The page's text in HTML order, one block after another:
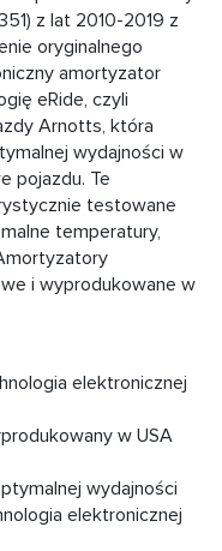
z lat 2010-2019 z
oryginalnego
amortyzator
eRide, czyli
Arnotts, która
wydajności w
pojazdu. Te
testowane
temperatury,
i wyprodukowane w
elektronicznej
w USA
wydajności
elektronicznej